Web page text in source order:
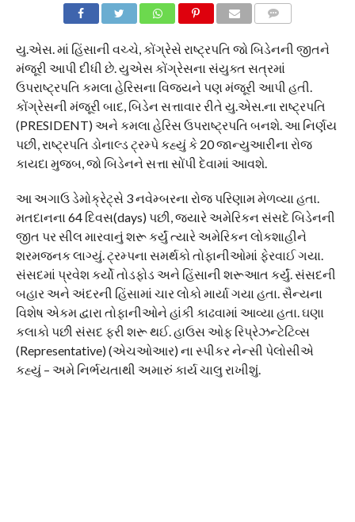
યુ.એસ. માં હિંસાની વચ્ચે, કોંગ્રેસે રાષ્ટ્રપતિ જો બિડેનની જીતને
મંજૂરી આપી દીધી છે. યુએસ કોંગ્રેસના સંયુક્ત સત્રમાં
ઉપરાષ્ટ્રપતિ કમલા હેરિસના વિજયને પણ મંજૂરી આપી હતી.
કોંગ્રેસની મંજૂરી બાદ, બિડેન સત્તાવાર રીતે યુ.એસ.ના રાષ્ટ્રપતિ
(PRESIDENT) અને કમલા હેરિસ ઉપરાષ્ટ્રપતિ બનશે. આ નિર્ણય
પછી, રાષ્ટ્રપતિ ડોનાલ્ડ ટ્રમ્પે કહ્યું કે 20 જાન્યુઆરીના રોજ
કાયદા મુજબ, જો બિડેનને સત્તા સોંપી દેવામાં આવશે.
આ અગાઉ ડેમોક્રેટ્સે 3 નવેમ્બરના રોજ પરિણામ મેળવ્યા હતા.
મતદાનના 64 દિવસ(days) પછી, જ્યારે અમેરિકન સંસદે બિડેનની
જીત પર સીલ મારવાનું શરૂ કર્યું ત્યારે અમેરિકન લોકશાહીને
શરમજનક લાગ્યું. ટ્રમ્પના સમર્થકો તોફાનીઓમાં ફેરવાઈ ગયા.
સંસદમાં પ્રવેશ કર્યો તોડફોડ અને હિંસાની શરૂઆત કર્યું. સંસદની
બહાર અને અંદરની હિંસામાં ચાર લોકો માર્યા ગયા હતા. સૈન્યના
વિશેષ એકમ દ્વારા તોફાનીઓને હાંકી કાઢવામાં આવ્યા હતા. ઘણા
કલાકો પછી સંસદ ફરી શરૂ થઈ. હાઉસ ઓફ રિપ્રેઝન્ટેટિવ્સ
(Representative) (એચઓઆર) ના સ્પીકર નેન્સી પેલોસીએ
કહ્યું – અમે નિર્ભયતાથી અમારું કાર્ય ચાલુ રાખીશું.